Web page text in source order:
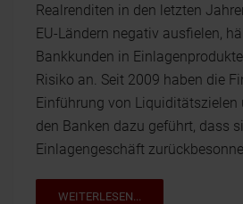
Realrenditen in den letzten
EU-Ländern negativ ausfielen,
Bankkunden in
Risiko an. Seit 2009 haben die
Einführung von Liquiditätszielen
den Banken dazu geführt, dass
Einlagengeschäft
WEITERLESEN...